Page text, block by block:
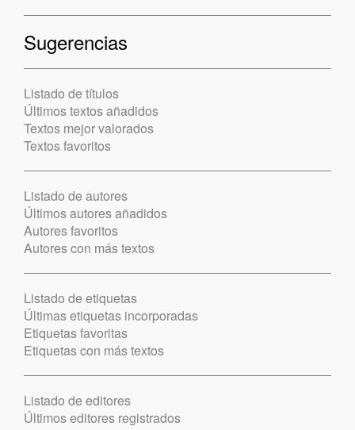
Sugerencias
Listado de títulos
Últimos textos añadidos
Textos mejor valorados
Textos favoritos
Listado de autores
Últimos autores añadidos
Autores favoritos
Autores con más textos
Listado de etiquetas
Últimas etiquetas incorporadas
Etiquetas favoritas
Etiquetas con más textos
Listado de editores
Últimos editores registrados